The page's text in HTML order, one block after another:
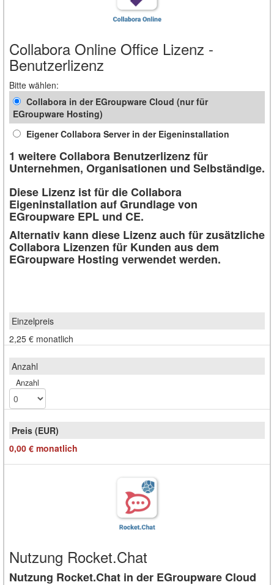
Collabora Online Office Lizenz -
Benutzerlizenz
Bitte wählen:
Collabora in der EGroupware Cloud (nur für
EGroupware Hosting)
Eigener Collabora Server in der Eigeninstallation
1 weitere Collabora Benutzerlizenz für
Unternehmen, Organisationen und Selbständige.
Diese Lizenz ist für die Collabora
Eigeninstallation auf Grundlage von
EGroupware EPL und CE.
Alternativ kann diese Lizenz auch für zusätzliche
Collabora Lizenzen für Kunden aus dem
EGroupware Hosting verwendet werden.
2,25 € monatlich
Anzahl
0,00 € monatlich
Nutzung Rocket.Chat
Nutzung Rocket.Chat in der EGroupware Cloud